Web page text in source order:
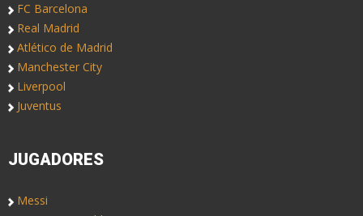
FC Barcelona
Real Madrid
Atlético de Madrid
Manchester City
Liverpool
Juventus
JUGADORES
Messi